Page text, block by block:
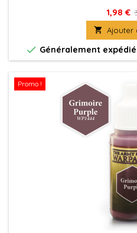
1,98 €
 Ajouter
 Généralement
Promo !